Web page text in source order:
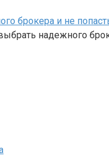
брокера и не
надежного